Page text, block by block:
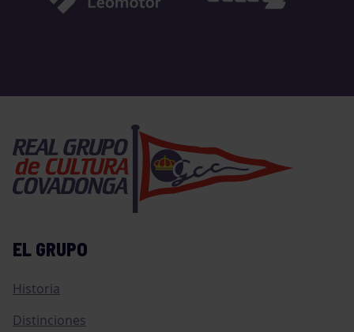
EL GRUPO
Historia
Distinciones